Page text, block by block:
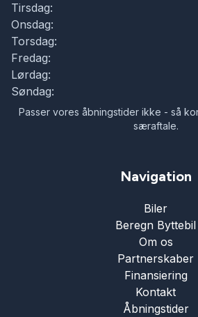
Tirsdag:
Onsdag:
Torsdag:
Fredag:
Lørdag:
Søndag:
Passer vores åbningstider ikke - så
særaftale.
Navigation
Biler
Beregn Byttebil
Om os
Partnerskaber
Finansiering
Kontakt
Åbningstider